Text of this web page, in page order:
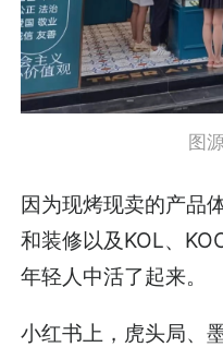
图
因为现烤现卖的产品
和装修以及KOL、
年轻人中活了起来。
小红书上，虎头局、